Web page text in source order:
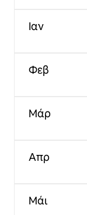
Ιαν
Φεβ
Μάρ
Απρ
Μάι